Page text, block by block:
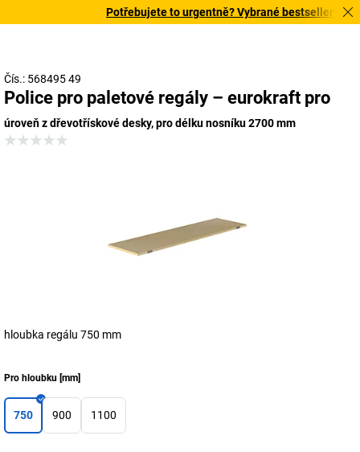
Potřebujete to urgentně? Vybrané bestsellery
Čís.: 568495 49
Police pro paletové regály – eurokraft pro
úroveň z dřevotřískové desky, pro délku nosníku 2700 mm
hloubka regálu 750 mm
Pro hloubku [mm]
750 900 1100